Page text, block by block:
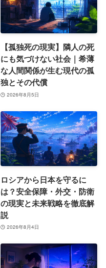
【孤独死の現実】隣人の死
にも気づけない社会｜希薄
な人間関係が生む現代の孤
独とその代償
2026年8月5日
ロシアから日本を守るに
は？安全保障・外交・防衛
の現実と未来戦略を徹底解
説
2026年8月4日